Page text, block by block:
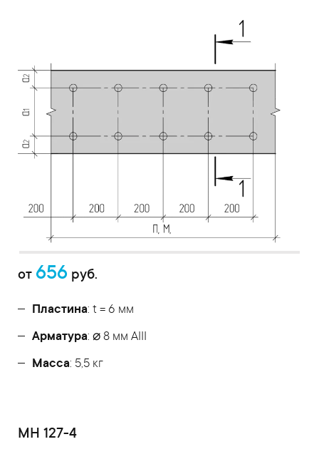
от 656 руб.
Пластина: t = 6 мм
Арматура: ⌀ 8 мм АIII
Масса: 5,5 кг
МН 127-4